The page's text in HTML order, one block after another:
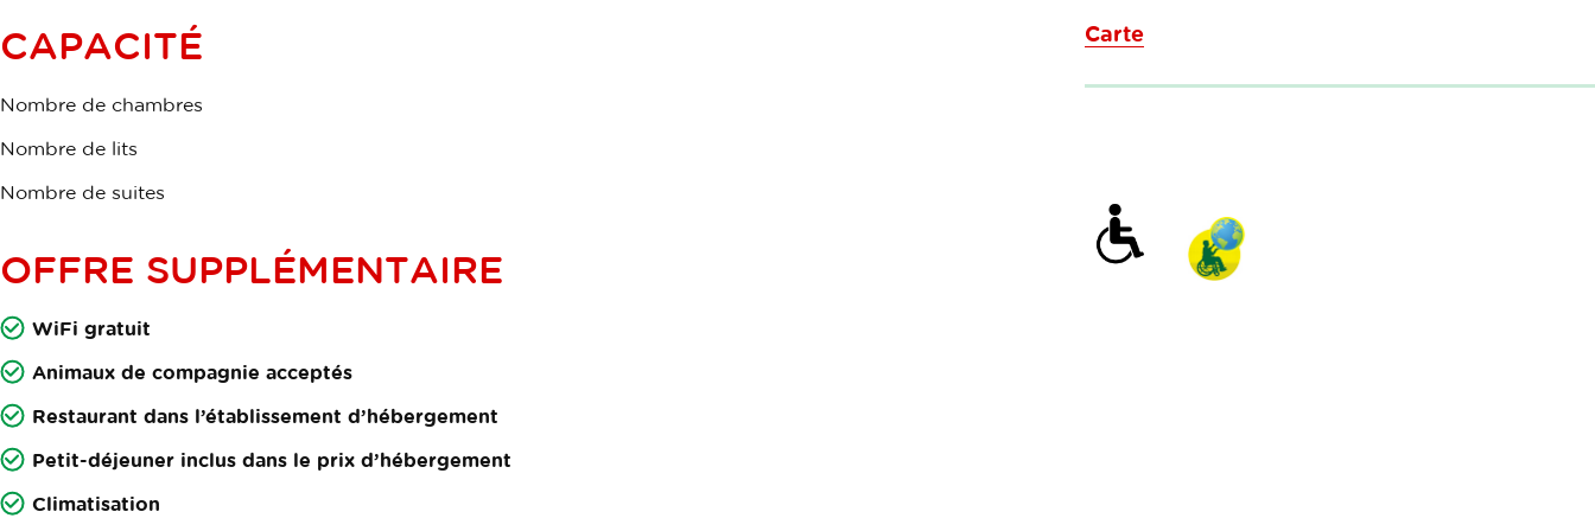
CAPACITÉ
Nombre de chambres
Nombre de lits
Nombre de suites
OFFRE SUPPLÉMENTAIRE
WiFi gratuit
Animaux de compagnie acceptés
Restaurant dans l’établissement d’hébergement
Petit-déjeuner inclus dans le prix d’hébergement
Climatisation
Carte